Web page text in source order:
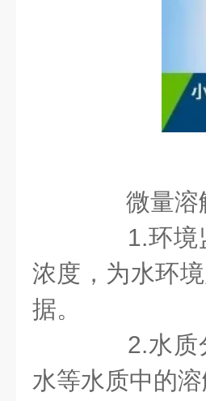
微量溶
1.环境监
浓度，为水环
据。
2.水质分
水等水质中的